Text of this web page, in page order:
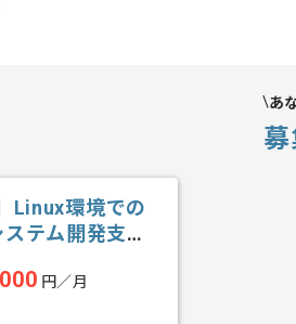
あ
Linux環境での
テム開発支援
円／月